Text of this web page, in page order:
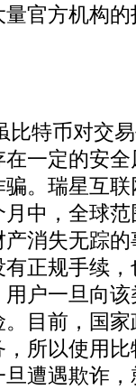
官方机构
比特币对交
一定的安
。瑞星互
中，全球
消失无踪
正规手续
户一旦向
目前，国
所以使用
遭遇欺诈